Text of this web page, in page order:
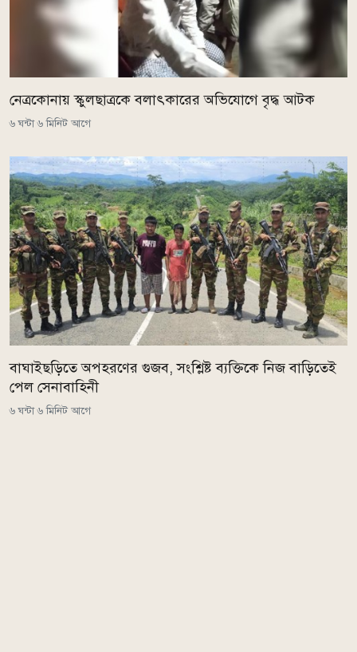
নেত্রকোনায় স্কুলছাত্রকে বলাৎকারের অভিযোগে বৃদ্ধ আটক
৬ ঘন্টা ৬ মিনিট আগে
বাঘাইছড়িতে অপহরণের গুজব, সংশ্লিষ্ট ব্যক্তিকে নিজ বাড়িতেই
পেল সেনাবাহিনী
৬ ঘন্টা ৬ মিনিট আগে